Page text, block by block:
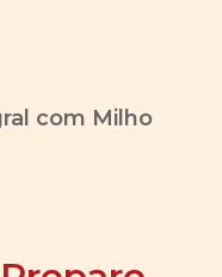
com Milho